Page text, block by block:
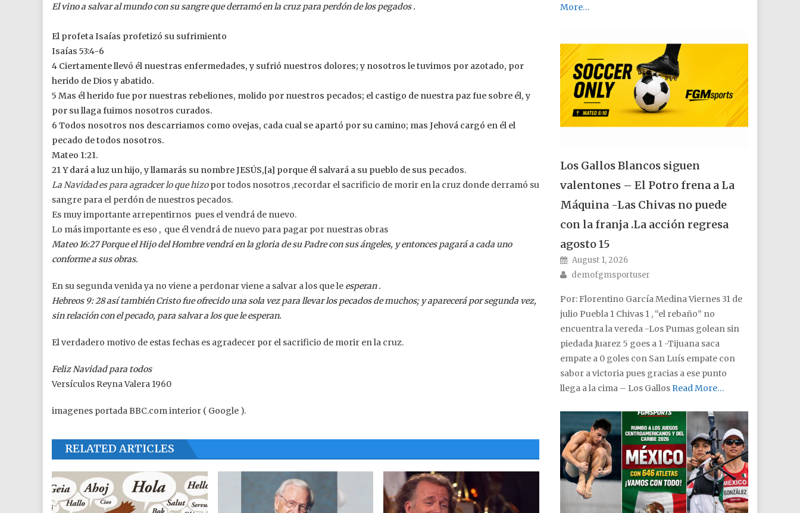
El vino a salvar al mundo con su sangre que derramó en la cruz para perdón de los pegados .
El profeta Isaías profetizó su sufrimiento
Isaías 53:4-6
4 Ciertamente llevó él nuestras enfermedades, y sufrió nuestros dolores; y nosotros le tuvimos por azotado, por
herido de Dios y abatido.
5 Mas él herido fue por nuestras rebeliones, molido por nuestros pecados; el castigo de nuestra paz fue sobre él, y
por su llaga fuimos nosotros curados.
6 Todos nosotros nos descarriamos como ovejas, cada cual se apartó por su camino; mas Jehová cargó en él el
pecado de todos nosotros.
Mateo 1:21.
21 Y dará a luz un hijo, y llamarás su nombre JESÚS,[a] porque él salvará a su pueblo de sus pecados.
LaNavidad es para agradcer lo que hizopor todos nosotros ,recordar el sacrificio de morir en la cruz donde derramó su
sangre para el perdón de nuestros pecados.
Es muy importante arrepentirnos pues el vendrá de nuevo.
Lo más importante es eso , que él vendrá de nuevo para pagar por nuestras obras
Mateo 16:27 Porque el Hijo del Hombre vendrá en la gloria de su Padre con sus ángeles, y entonces pagará a cada uno
conforme a sus obras.
En su segunda venida ya no viene a perdonar viene a salvar a los que le esperan .
Hebreos 9: 28 así también Cristo fue ofrecido una sola vez para llevar los pecados de muchos; y aparecerá por segunda vez,
sin relación con el pecado, para salvar a los que le esperan.
El verdadero motivo de estas fechas es agradecer por el sacrificio de morir en la cruz.
Feliz Navidad para todos
Versículos Reyna Valera 1960
imagenes portada BBC.com interior ( Google ).
RELATED ARTICLES
More…
Los Gallos Blancos siguen
valentones – El Potro frena a La
Máquina -Las Chivas no puede
con la franja .La acción regresa
agosto 15
Posted on
August 1, 2026
Author
demofgmsportuser
Por: Florentino García Medina Viernes 31 de
julio Puebla 1 Chivas 1 , “el rebaño” no
encuentra la vereda -Los Pumas golean sin
piedada Juarez 5 goes a 1 -Tijuana saca
empate a 0 goles con San Luís empate con
sabor a victoria pues gracias a ese punto
llega a la cima – Los Gallos Read More…